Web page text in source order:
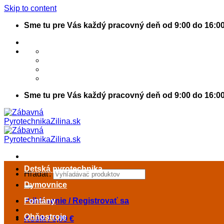
Skip to content
Sme tu pre Vás každý pracovný deň od 9:00 do
Sme tu pre Vás každý pracovný deň od 9:00 do
Hľadať:
Prihlásenie / Registrovať sa
Košík /0,00 €
Detská pyrotechnika
Dymovnice
Fontány
Ohňostroje